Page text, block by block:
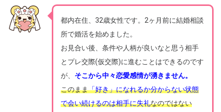
都内在住、32歳女性です。2ヶ月前に結婚相談
所で婚活を始めました。
お見合い後、条件や人柄が良いなと思う相手
とプレ交際(仮交際)に進むことはできるのです
が、 そこから中々恋愛感情が湧きません。
このまま「好き」になれるか分からない状態
で会い続けるのは相手に失礼なのではない